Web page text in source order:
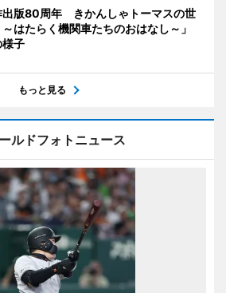
出版80周年 きかんしゃトーマスの世
はたらく機関車たちのおはなし～」
子
もっと見る
ルドフォトニュース